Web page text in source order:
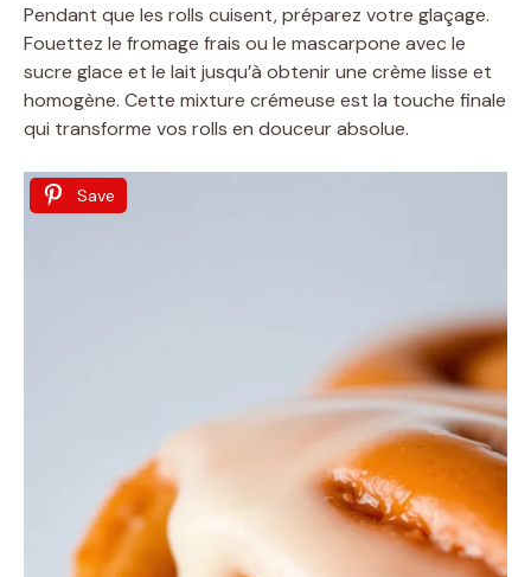
Pendant que les rolls cuisent, préparez votre glaçage.
Fouettez le fromage frais ou le mascarpone avec le
sucre glace et le lait jusqu’à obtenir une crème lisse et
homogène. Cette mixture crémeuse est la touche finale
qui transforme vos rolls en douceur absolue.
Save